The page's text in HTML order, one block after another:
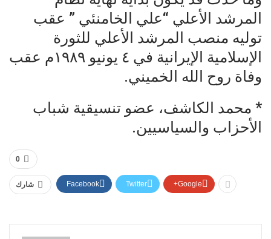
المرشد الأعلي “علي الخامنئي ” عقب
توليه منصب المرشد الأعلي للثورة
الإسلامية الإيرانية في ٤ يونيو ١٩٨٩م عقب
وفاة روح الله الخميني.
* محمد الكاشف، عضو تنسيقية شباب
الأحزاب والسياسيين.
0
شارك Facebook Twitter Google+